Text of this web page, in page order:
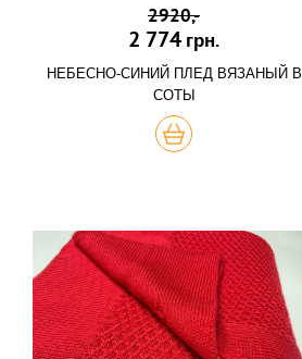
2920,-
2 774 грн.
НЕБЕСНО-СИНИЙ ПЛЕД ВЯЗАНЫЙ В
СОТЫ
КУПИТЬ